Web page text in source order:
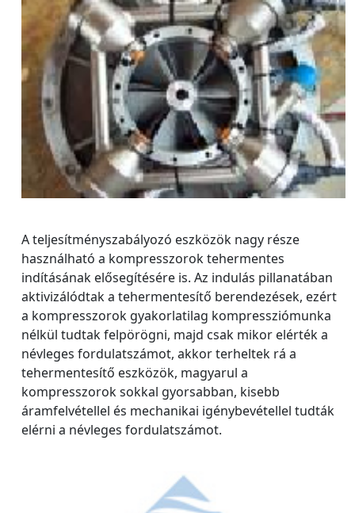
A teljesítményszabályozó eszközök nagy része
használható a kompresszorok tehermentes
indításának elősegítésére is. Az indulás pillanatában
aktivizálódtak a tehermentesítő berendezések, ezért
a kompresszorok gyakorlatilag kompressziómunka
nélkül tudtak felpörögni, majd csak mikor elérték a
névleges fordulatszámot, akkor terheltek rá a
tehermentesítő eszközök, magyarul a
kompresszorok sokkal gyorsabban, kisebb
áramfelvétellel és mechanikai igénybevétellel tudták
elérni a névleges fordulatszámot.